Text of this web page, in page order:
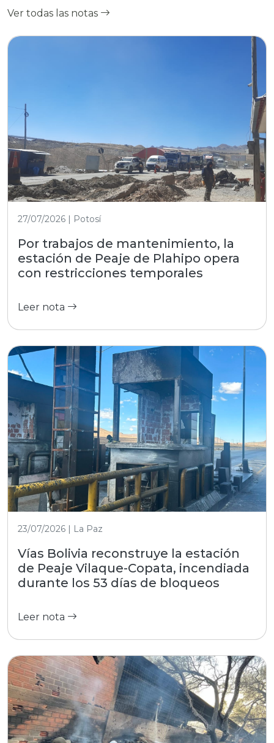
Ver todas las notas
27/07/2026 | Potosí
Por trabajos de mantenimiento, la
estación de Peaje de Plahipo opera
con restricciones temporales
Leer nota
23/07/2026 | La Paz
Vías Bolivia reconstruye la estación
de Peaje Vilaque-Copata, incendiada
durante los 53 días de bloqueos
Leer nota